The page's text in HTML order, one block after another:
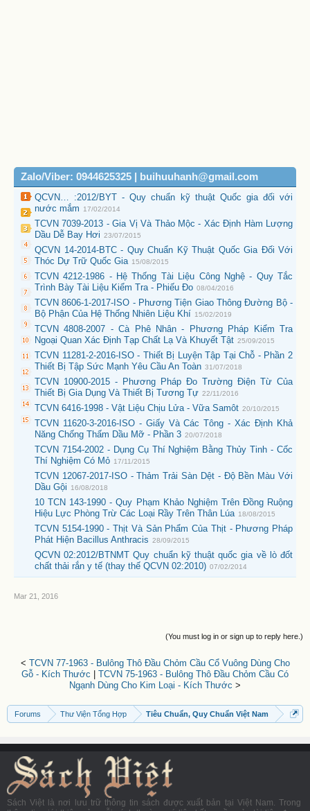
Zalo/Viber: 0944625325 | buihuuhanh@gmail.com
QCVN… :2012/BYT - Quy chuẩn kỹ thuật Quốc gia đối với
nước mắm
17/02/2014
TCVN 7039-2013 - Gia Vị Và Thảo Mộc - Xác Định Hàm Lượng
Dầu Dễ Bay Hơi 23/07/2015
QCVN 14-2014-BTC - Quy Chuẩn Kỹ Thuật Quốc Gia Đối Với
Thóc Dự Trữ Quốc Gia 15/08/2015
TCVN 4212-1986 - Hệ Thống Tài Liệu Công Nghệ - Quy Tắc
Trình Bày Tài Liệu Kiểm Tra - Phiếu Đo 08/04/2016
TCVN 8606-1-2017-ISO - Phương Tiện Giao Thông Đường Bộ -
Bộ Phận Của Hệ Thống Nhiên Liệu Khí 15/02/2019
TCVN 4808-2007 - Cà Phê Nhân - Phương Pháp Kiểm Tra
Ngoại Quan Xác Định Tạp Chất Lạ Và Khuyết Tật 25/09/2015
TCVN 11281-2-2016-ISO - Thiết Bị Luyện Tập Tại Chỗ - Phần 2
Thiết Bị Tập Sức Mạnh Yêu Cầu An Toàn 31/07/2018
TCVN 10900-2015 - Phương Pháp Đo Trường Điện Từ Của
Thiết Bị Gia Dụng Và Thiết Bị Tương Tự 22/11/2016
TCVN 6416-1998 - Vật Liệu Chịu Lửa - Vữa Samôt 20/10/2015
TCVN 11620-3-2016-ISO - Giấy Và Các Tông - Xác Định Khả
Năng Chống Thấm Dầu Mỡ - Phần 3 20/07/2018
TCVN 7154-2002 - Dụng Cụ Thí Nghiệm Bằng Thủy Tinh - Cốc
Thí Nghiệm Có Mỏ 17/11/2015
TCVN 12067-2017-ISO - Thảm Trải Sàn Dệt - Độ Bền Màu Với
Dầu Gội
16/08/2018
10 TCN 143-1990 - Quy Phạm Khảo Nghiệm Trên Đồng Ruộng
Hiệu Lực Phòng Trừ Các Loại Rầy Trên Thân Lúa 18/08/2015
TCVN 5154-1990 - Thịt Và Sản Phẩm Của Thịt - Phương Pháp
Phát Hiện Bacillus Anthracis 28/09/2015
QCVN 02:2012/BTNMT Quy chuẩn kỹ thuật quốc gia về lò đốt
chất thải rắn y tế (thay thế QCVN 02:2010) 07/02/2014
Mar 21, 2016
(You must log in or sign up to reply here.)
< TCVN 77-1963 - Bulông Thô Đầu Chỏm Cầu Cổ Vuông Dùng Cho
Gỗ - Kích Thước | TCVN 75-1963 - Bulông Thô Đầu Chỏm Cầu Có
Ngạnh Dùng Cho Kim Loại - Kích Thước >
Forums Thư Viện Tổng Hợp Tiêu Chuẩn, Quy Chuẩn Việt Nam
Sách Việt là nơi lưu trữ thông tin sách được xuất bản tại Việt Nam. Trong